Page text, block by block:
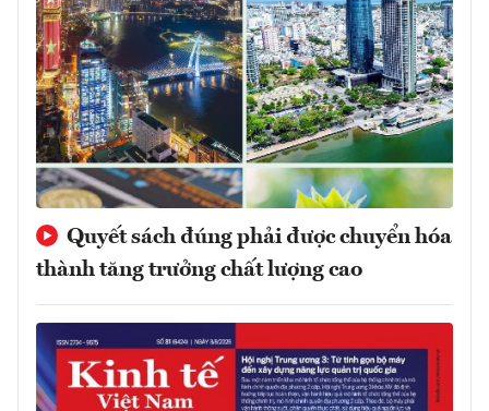
Quyết sách đúng phải được chuyển hóa
thành tăng trưởng chất lượng cao